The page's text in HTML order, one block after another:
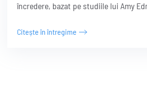
încredere, bazat pe studiile lui Amy
Citește în întregime